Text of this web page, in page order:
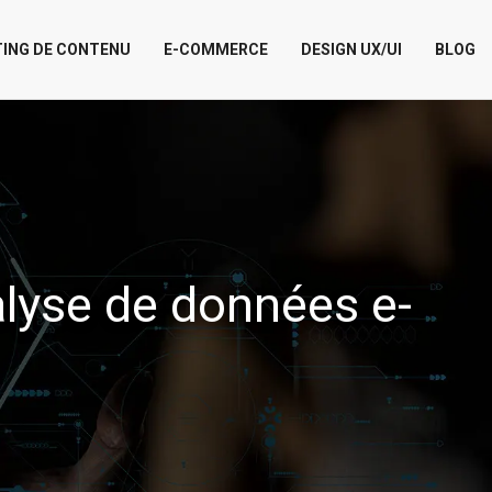
DE CONTENU E-COMMERCE DESIGN UX/UI BLOG
de données e-